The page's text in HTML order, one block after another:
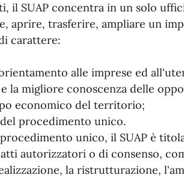
il SUAP concentra in un solo
aprire, trasferire, ampliare un
carattere:
alle imprese ed
la migliore conoscenza delle
economico del territorio;
procedimento unico.
unico, il SUAP è
autorizzatori o di consenso,
la ristrutturazione,